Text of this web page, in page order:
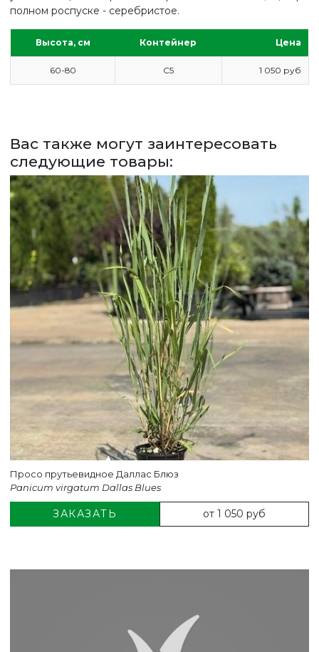
ГЛАВНАЯ
ЗАДАТЬ ВОПРОС
ВЕРНУТСЯ НА ГЛАВНЫЙ САЙТ
полном роспуске - серебристое.
Высота, см Контейнер Цена
60-80 С5 1 050 руб
Вас также могут заинтересовать
следующие товары:
Просо прутьевидное Даллас Блюз
Panicum virgatum Dallas Blues
ЗАКАЗАТЬ от 1 050 руб